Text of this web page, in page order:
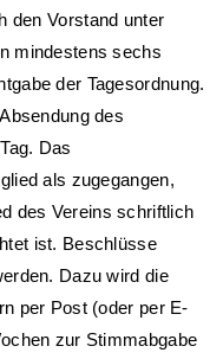
den Vorstand unter
mindestens sechs
der Tagesordnung.
des
Das
als zugegangen,
des Vereins schriftlich
ist. Beschlüsse
Dazu wird die
per Post (oder per E-
zur Stimmabgabe